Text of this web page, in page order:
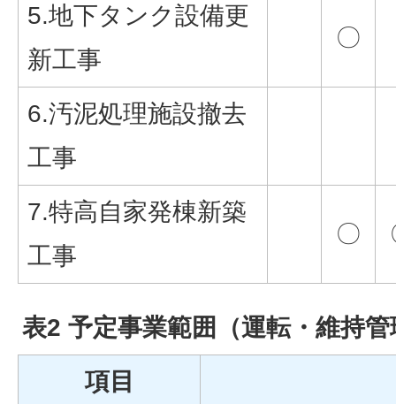
5.地下タンク設備更
新工事
〇
6.汚泥処理施設撤去
工事
7.特高自家発棟新築
工事
〇
表2 予定事業範囲（運転・維持管
項目